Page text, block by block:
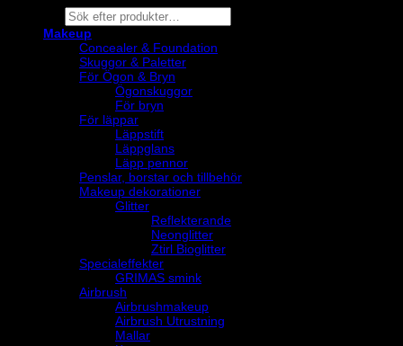
Products
search
Makeup
Concealer & Foundation
Skuggor & Paletter
För Ögon & Bryn
Ögonskuggor
För bryn
För läppar
Läppstift
Läppglans
Läpp pennor
Penslar, borstar och tillbehör
Makeup dekorationer
Glitter
Reflekterande
Neonglitter
Ztirl Bioglitter
Specialeffekter
GRIMAS smink
Airbrush
Airbrushmakeup
Airbrush Utrustning
Mallar